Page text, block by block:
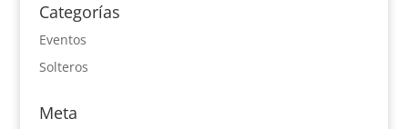
Categorías
Eventos
Solteros
Meta